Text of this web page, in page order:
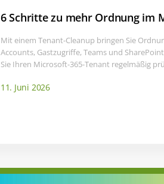
6 Schritte zu mehr Ordnung im
Mit einem Tenant-Cleanup bringen Sie
Accounts, Gastzugriffe, Teams und
Sie Ihren Microsoft-365-Tenant regelmäßig
11. Juni 2026